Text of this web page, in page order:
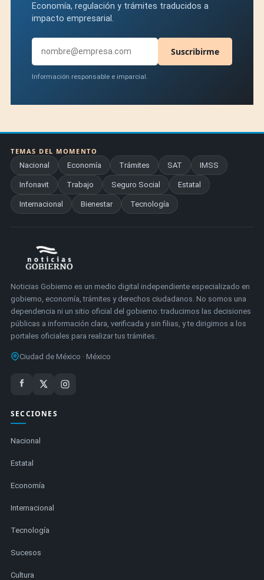
Economía, regulación y trámites traducidos a
impacto empresarial.
Suscribirme
Información responsable e imparcial.
TEMAS DEL MOMENTO
Nacional
Economía Trámites SAT IMSS
Infonavit Trabajo Seguro Social Estatal
Internacional Bienestar Tecnología
Noticias Gobierno es un medio digital independiente especializado en
gobierno, economía, trámites y derechos ciudadanos. No somos una
dependencia ni un sitio oficial del gobierno: traducimos las decisiones
públicas a información clara, verificada y sin filias, y te dirigimos a los
portales oficiales para realizar tus trámites.
Ciudad de México · México
SECCIONES
Nacional
Estatal
Economía
Internacional
Tecnología
Sucesos
Cultura